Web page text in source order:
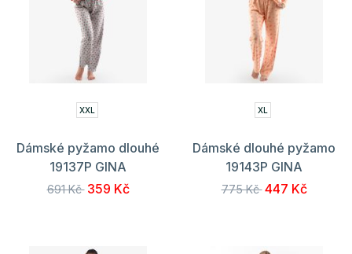
XXL
Dámské pyžamo dlouhé
19137P GINA
691 Kč 359 Kč
XL
Dámské dlouhé pyžamo
19143P GINA
775 Kč 447 Kč